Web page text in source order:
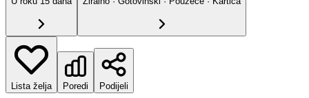
Lista želja Poredi Podijeli